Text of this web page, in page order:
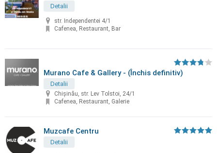
Detalii
str. Independentei 4/1
Cafenea, Restaurant, Bar
Murano Cafe & Gallery - (Închis definitiv)
Detalii
Chișinău, str. Lev Tolstoi, 24/1
Cafenea, Restaurant, Galerie
Muzcafe Centru
Detalii